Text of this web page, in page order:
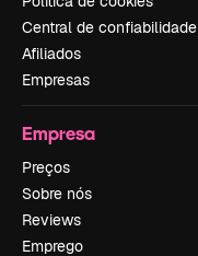
Central de confiabilidade
Afiliados
Empresas
Empresa
Preços
Sobre nós
Reviews
Emprego